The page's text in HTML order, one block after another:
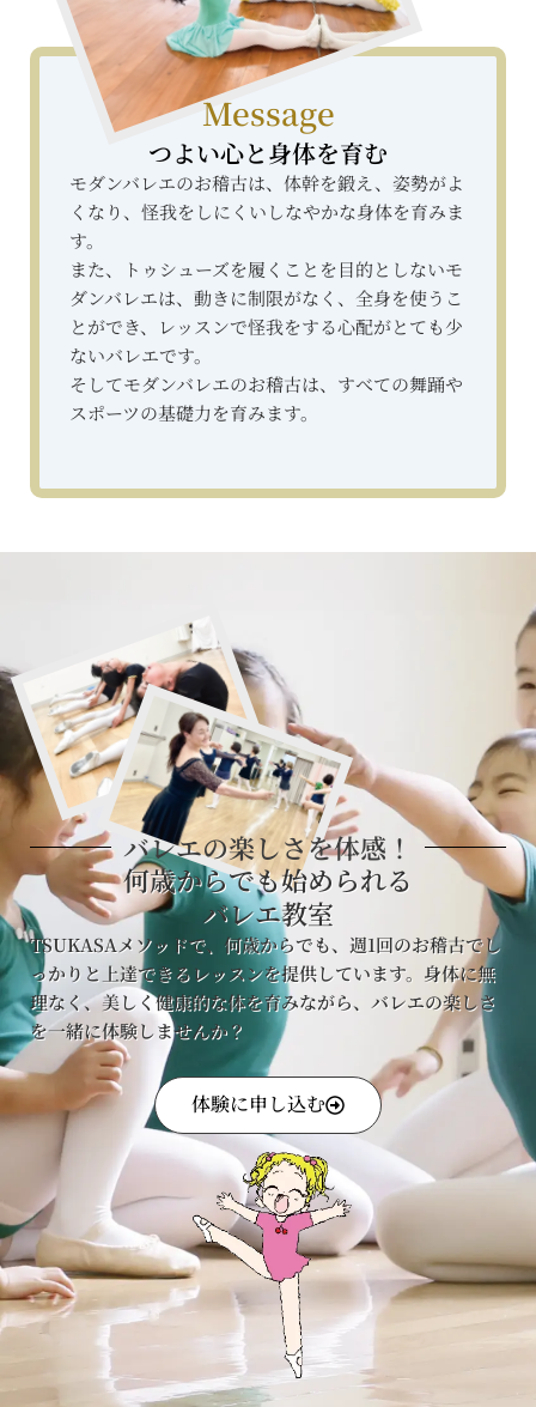
Message
つよい心と身体を育む
モダンバレエのお稽古は、体幹を鍛え、姿勢がよ
くなり、怪我をしにくいしなやかな身体を育みま
す。
また、トゥシューズを履くことを目的としないモ
ダンバレエは、動きに制限がなく、全身を使うこ
とができ、レッスンで怪我をする心配がとても少
ないバレエです。
そしてモダンバレエのお稽古は、すべての舞踊や
スポーツの基礎力を育みます。
バレエの楽しさを体感！
何歳からでも始められる
バレエ教室
TSUKASAメソッドで、何歳からでも、週1回のお稽古でし
っかりと上達できるレッスンを提供しています。身体に無
理なく、美しく健康的な体を育みながら、バレエの楽しさ
を一緒に体験しませんか？
体験に申し込む